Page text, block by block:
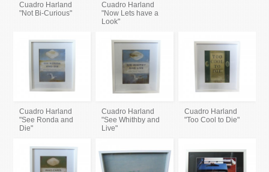
Cuadro Harland
"Not Bi-Curious"
Cuadro Harland
"Now Lets have a
Look"
Cuadro Harland
"See Ronda and
Die"
Cuadro Harland
"See Whithby and
Live"
Cuadro Harland
"Too Cool to Die"